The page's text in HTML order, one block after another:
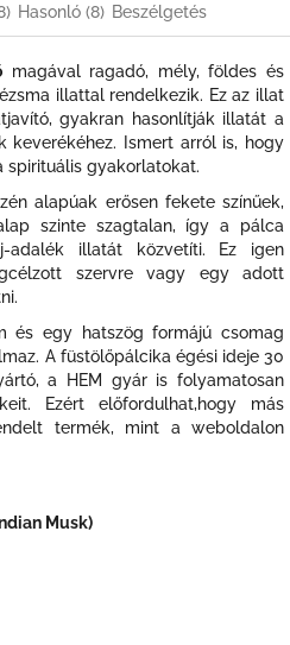
Hasonló (8) Beszélgetés
magával ragadó, mély, földes és
illattal rendelkezik. Ez az illat
gyakran hasonlítják illatát a
keverékéhez. Ismert arról is, hogy
spirituális gyakorlatokat.
alapúak erősen fekete színűek,
szinte szagtalan, így a pálca
adalék illatát közvetíti. Ez igen
szervre vagy egy adott
és egy hatszög formájú csomag
A füstölőpálcika égési ideje 30
a HEM gyár is folyamatosan
Ezért előfordulhat,hogy más
termék, mint a weboldalon
Musk)